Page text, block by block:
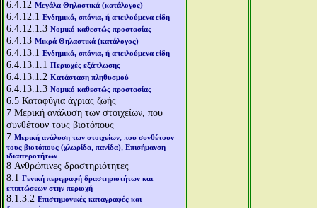
6.4.12 Μεγάλα Θηλαστικά (κατάλογος)
6.4.12.1 Ενδημικά, σπάνια, ή απειλούμενα είδη
6.4.12.1.3 Νομικό καθεστώς προστασίας
6.4.13 Μικρά Θηλαστικά (κατάλογος)
6.4.13.1 Ενδημικά, σπάνια, ή απειλούμενα είδη
6.4.13.1.1 Περιοχές εξάπλωσης
6.4.13.1.2 Κατάσταση πληθυσμού
6.4.13.1.3 Νομικό καθεστώς προστασίας
6.5 Καταφύγια άγριας ζωής
7 Μερική ανάλυση των στοιχείων, που
συνθέτουν τους βιοτόπους
7 Μερική ανάλυση των στοιχείων, που συνθέτουν
τους βιοτόπους (χλωρίδα, πανίδα), Επισήμανση
ιδιαιτεροτήτων
8 Ανθρώπινες δραστηριότητες
8.1 Γενική περιγραφή δραστηριοτήτων και
επιπτώσεων στην περιοχή
8.1.3.2 Επιστημονικές καταγραφές και